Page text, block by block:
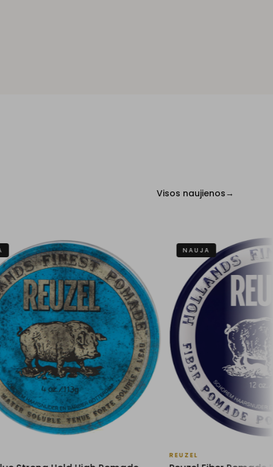
Visos naujienos →